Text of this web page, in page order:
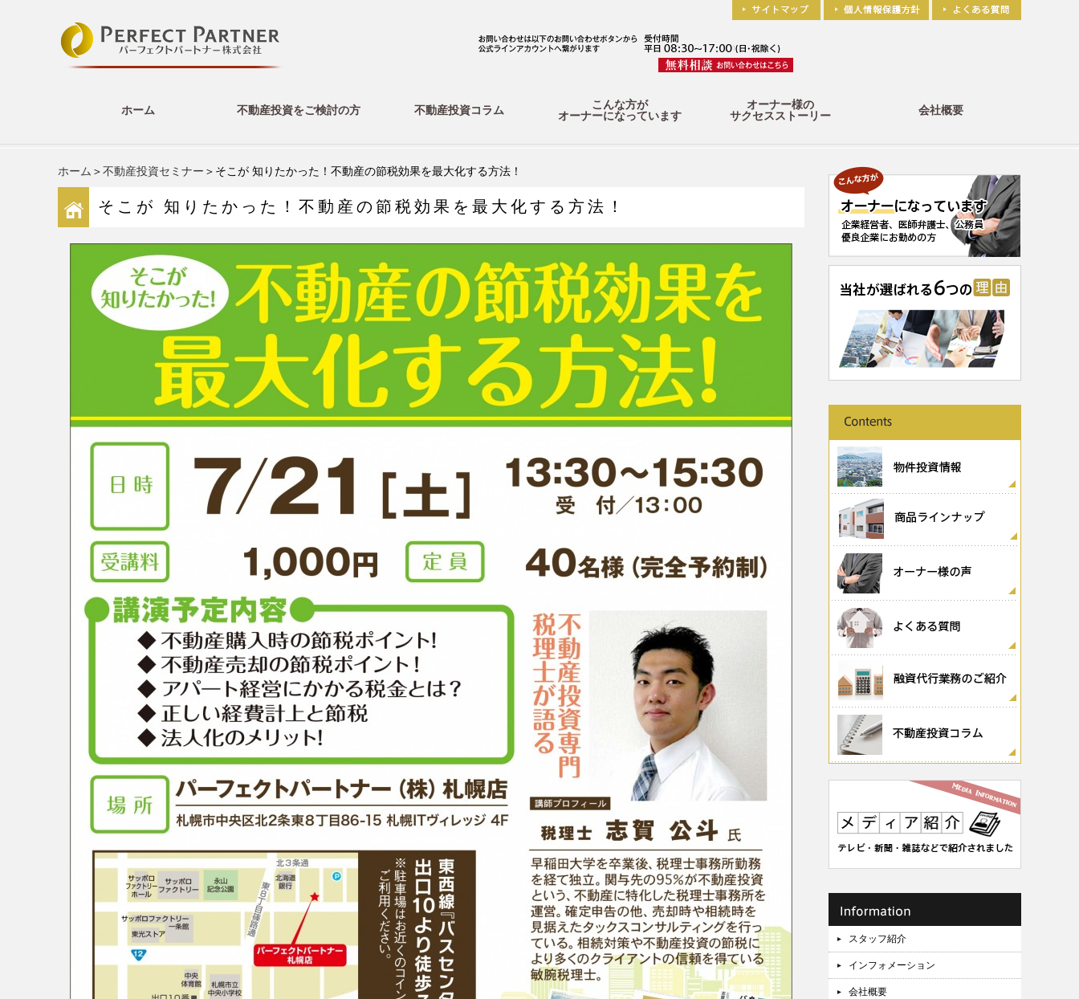
ホーム 不動産投資をご検討の方 不動産投資コラム
こんな方が
オーナーになっています
オーナー様の
サクセスストーリー
会社概要
ホーム ＞不動産投資セミナー ＞そこが 知りたかった！不動産の節税効果を最大化する方法！
そこが 知りたかった！不動産の節税効果を最大化する方法！
スタッフ紹介
インフォメーション
会社概要